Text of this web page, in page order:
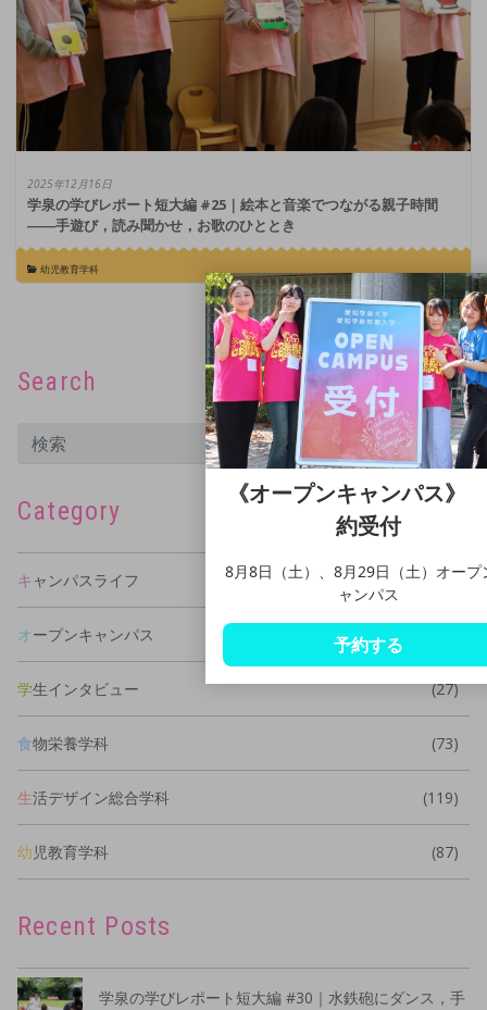
2025年12月16日
学泉の学びレポート短大編 #25｜絵本と音楽でつながる親子時間
――手遊び，読み聞かせ，お歌のひととき
幼児教育学科
Search
Category
キャンパスライフ (43)
オープンキャンパス
学生インタビュー (27)
食物栄養学科 (73)
生活デザイン総合学科 (119)
幼児教育学科 (87)
Recent Posts
学泉の学びレポート短大編 #30｜水鉄砲にダンス，手
《オープンキャンパス》
約受付
8月8日（土）、8月29日（土）オープ
ャンパス
予約する